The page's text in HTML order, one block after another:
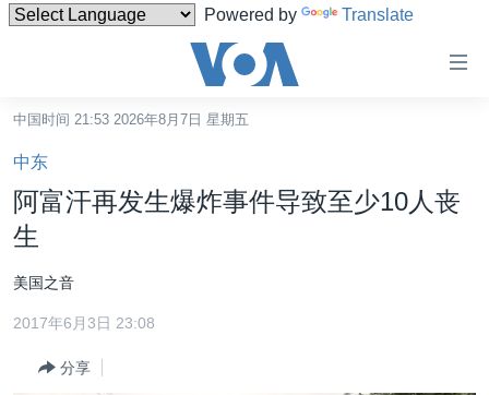
Powered by Translate
碍
链
接
跳
转
内
容
中国
最新国际新闻
分类新闻
中国时间 21:53 2026年8月7日 星期五
中东
阿富汗再发生爆炸事件导致至少10人丧
生
美国之音
2017年6月3日 23:08
分享